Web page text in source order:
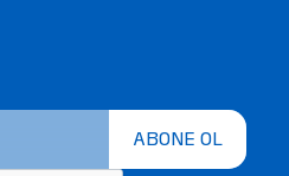
ABONE OL